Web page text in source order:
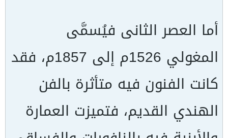
أما العصر الثانى فيُسمَّى
المغولي 1526م إلى 1857م، فقد
كانت الفنون فيه متأثرة بالفن
الهندي القديم، فتميزت العمارة